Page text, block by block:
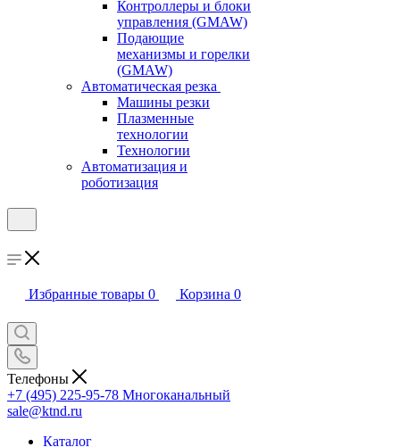
Контроллеры и блоки
управления (GMAW)
Подающие
механизмы и горелки
(GMAW)
Автоматическая резка
Машины резки
Плазменные
технологии
Технологии
Автоматизация и
роботизация
Избранные товары 0 Корзина 0
Телефоны
+7 (495) 225-95-78 Многоканальный
sale@ktnd.ru
Каталог